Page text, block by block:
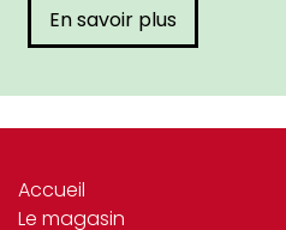
En savoir plus
Accueil
Le magasin